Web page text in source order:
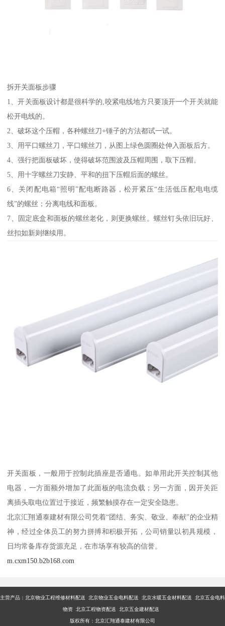
拆开关面板步骤
1、开关面板设计都是很科学的,咬紧电线地方只要顶开一个开关就能
松开电线的。
2、破坏这个压帽，各种螺丝刀+锤子的方法都试一试。
3、用平口螺丝刀，平口螺丝刀，从图上绿色圆圈处伸入面板后方。
4、强行把面板破坏，使得破坏范围波及压帽周围，取下压帽。
5、用十字螺丝刀安静、平和的扭下压帽后面的螺丝。
6、关闭配电箱“照明”配电断路器，松开紧压“生活低压配电电缆
线”的螺丝；分离电线和面板。
7、固定底盒和面板的螺丝老化，则更换螺丝。螺丝钉头依旧玩好、
丝扣如新则继续用。
开关面板，一般用于控制此插座是否通电。如单用此开关控制其他
电器，一方面额外增加了此面板的电流负载；另一方面，因开关距
离插头取电位置过于接近，频繁触摸存在一定安全隐患。
北京汇翔通泰建材有限公司凭着“团结、务实、敬业、奉献”的企业精
神，经过全体员工的努力拼搏和积极开拓，公司销量以初具规模，
日均常备库存货源充足，在市场享有较高的信誉。
m.cxm150.b2b168.com
主营产品： 北京物业工程维修材料配送 北京物业五金电料配送 北京水暖五金材料配送 北京五金电料
物资 北京工程物资配送 北京五金建材配送
版权所有：北京汇翔通泰建材有限公司